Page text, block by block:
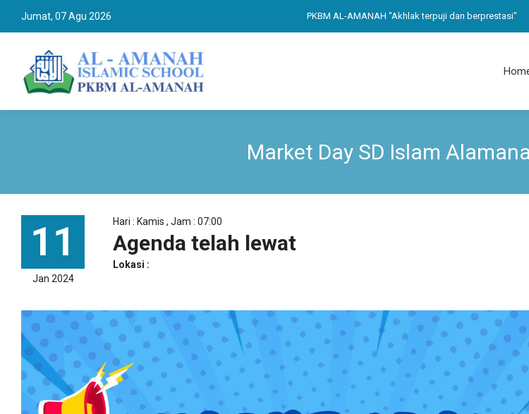
Jumat, 07 Agu 2026 PKBM AL-AMANAH "Akhlak terpuji dan berprestasi"
Market Day SD Islam
11
Jan 2024
Hari : Kamis , Jam : 07:00
Agenda telah lewat
Lokasi :